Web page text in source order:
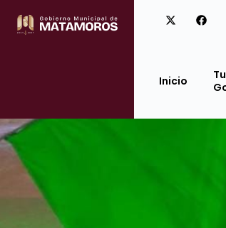
Inicio
Tu